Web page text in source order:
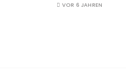
VOR 6 JAHREN